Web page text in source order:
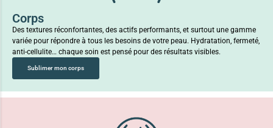
Corps
Des textures réconfortantes, des actifs performants, et surtout une gamme
variée pour répondre à tous les besoins de votre peau. Hydratation, fermeté,
anti-cellulite… chaque soin est pensé pour des résultats visibles.
Sublimer mon corps